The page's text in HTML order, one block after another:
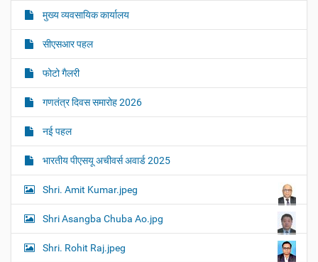
मुख्य व्यवसायिक कार्यालय
सीएसआर पहल
फोटो गैलरी
गणतंत्र दिवस समारोह 2026
नई पहल
भारतीय पीएसयू अचीवर्स अवार्ड 2025
Shri. Amit Kumar.jpeg
Shri Asangba Chuba Ao.jpg
Shri. Rohit Raj.jpeg